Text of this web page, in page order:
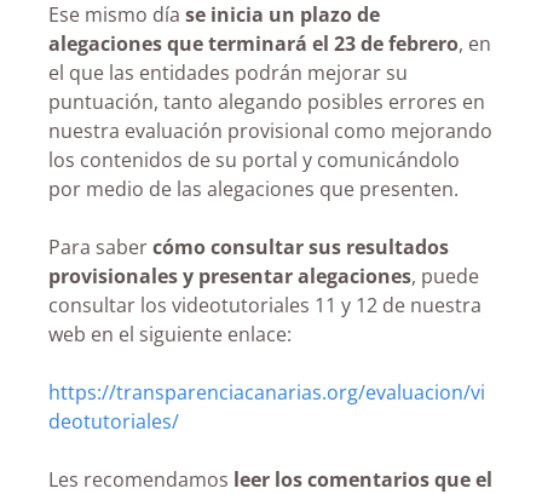
Ese mismo día se inicia un plazo de
alegaciones que terminará el 23 de febrero, en
el que las entidades podrán mejorar su
puntuación, tanto alegando posibles errores en
nuestra evaluación provisional como mejorando
los contenidos de su portal y comunicándolo
por medio de las alegaciones que presenten.
Para sabercómo consultar sus resultados
provisionales y presentar alegaciones, puede
consultar los videotutoriales 11 y 12 de nuestra
web en el siguiente enlace:
https://transparenciacanarias.org/evaluacion/vi
deotutoriales/
Les recomendamos leer los comentarios que el